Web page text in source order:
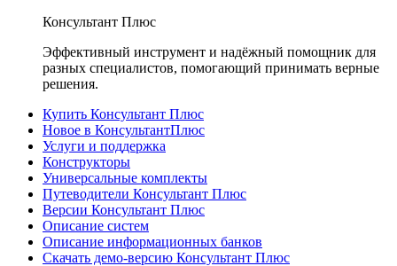
Консультант Плюс
Эффективный инструмент и надёжный помощник для
разных специалистов, помогающий принимать верные
решения.
Купить Консультант Плюс
Новое в КонсультантПлюс
Услуги и поддержка
Конструкторы
Универсальные комплекты
Путеводители Консультант Плюс
Версии Консультант Плюс
Описание систем
Описание информационных банков
Скачать демо-версию Консультант Плюс